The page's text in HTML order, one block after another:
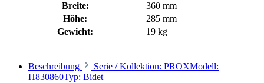
Breite:
360 mm
Höhe:
285 mm
Gewicht:
19 kg
Beschreibung
Serie / Kollektion: PROXModell:
H830860Typ: Bidet